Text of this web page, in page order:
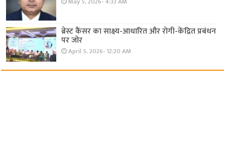
ब्रेस्ट कैंसर का साक्ष्य-आधारित और रोगी-केंद्रित प्रबंधन
पर जोर
April 5, 2026- 12:20 AM